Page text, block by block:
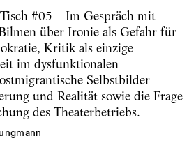
#05 – Im Gespräch mit
über Ironie als Gefahr für
Kritik als einzige
im dysfunktionalen
Selbstbilder
und Realität sowie die Frage
des Theaterbetriebs.